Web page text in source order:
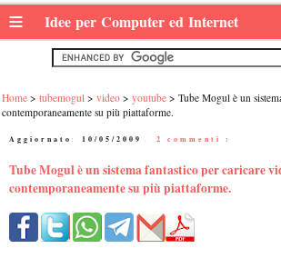
≡ Idee per Computer ed Internet
Home tubemogul video youtube
Tube Mogul è un
contemporaneamente su più piattaforme.
Aggiornato: 10/05/2009 2 commenti :
Tube Mogul è un sistema fantastico per caricare
contemporaneamente su più piattaforme.